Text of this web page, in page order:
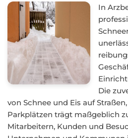
In
Die
von Schnee und Eis auf
Parkplätzen trägt maßgeblich
Mitarbeitern, Kunden und